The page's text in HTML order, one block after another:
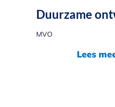
Duurzame
MVO
Lees